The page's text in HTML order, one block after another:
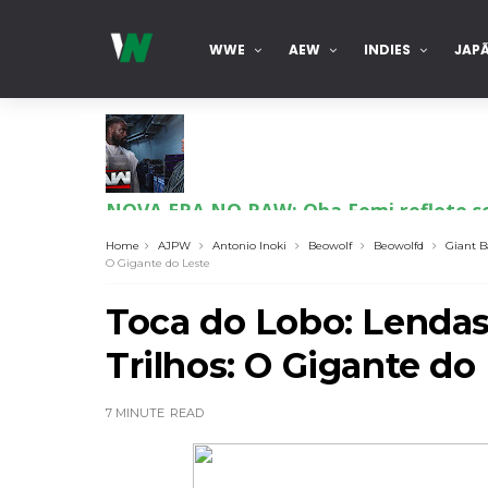
WWE AEW INDIES
NOVA ERA NO RAW: Oba Femi
TENSÃO E REGRESSOS
Unknown- Aug 05 2026
WWE: Possível adversário de Roman
Home AJPW Antonio Inoki Beowolf Beowolfd Giant
O Gigante do Leste
Toca do Lobo:
Trilhos: O Gigante do
7 MINUTE READ